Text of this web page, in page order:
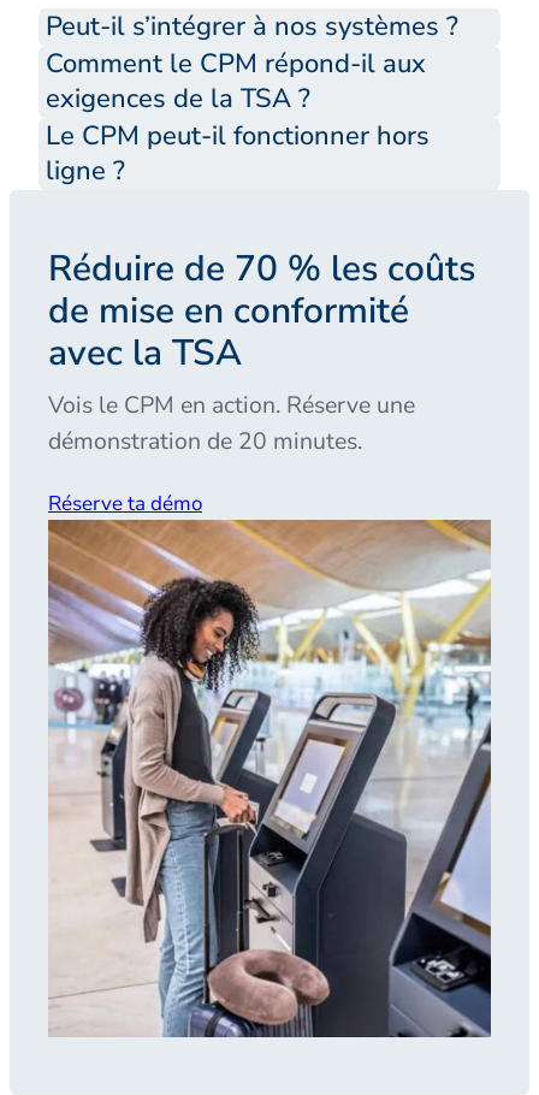
Peut-il s’intégrer à nos systèmes ?
Comment le CPM répond-il aux
exigences de la TSA ?
Le CPM peut-il fonctionner hors
ligne ?
Réduire de 70 % les coûts
de mise en conformité
avec la TSA
Vois le CPM en action. Réserve une
démonstration de 20 minutes.
Réserve ta démo